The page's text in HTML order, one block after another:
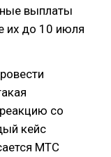
выплаты
их до 10 июля
со
кейс
МТС